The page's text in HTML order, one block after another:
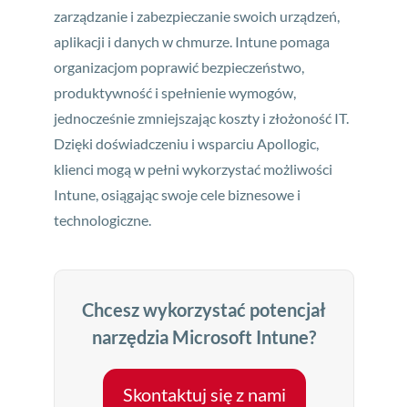
zarządzanie i zabezpieczanie swoich urządzeń,
aplikacji i danych w chmurze. Intune pomaga
organizacjom poprawić bezpieczeństwo,
produktywność i spełnienie wymogów,
jednocześnie zmniejszając koszty i złożoność IT.
Dzięki doświadczeniu i wsparciu Apollogic,
klienci mogą w pełni wykorzystać możliwości
Intune, osiągając swoje cele biznesowe i
technologiczne.
Chcesz wykorzystać potencjał
narzędzia Microsoft Intune?
Skontaktuj się z nami